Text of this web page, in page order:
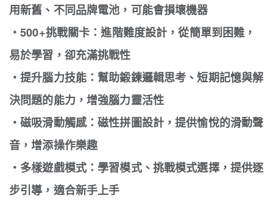
用新舊、不同品牌電池，可能會損壞機器
・500+挑戰關卡：進階難度設計，從簡單到困難，
易於學習，卻充滿挑戰性
・提升腦力技能：幫助鍛鍊邏輯思考、短期記憶與解
決問題的能力，增強腦力靈活性
・磁吸滑動觸感：磁性拼圖設計，提供愉悅的滑動聲
音，增添操作樂趣
・多樣遊戲模式：學習模式、挑戰模式選擇，提供逐
步引導，適合新手上手